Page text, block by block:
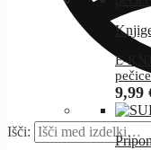
Išči:
E-
9,99